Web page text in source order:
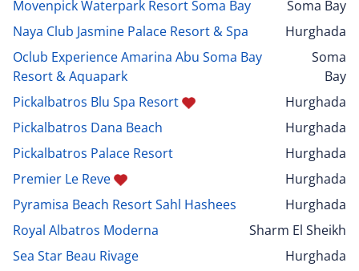
Movenpick Waterpark Resort Soma Bay
Soma Bay
Naya Club Jasmine Palace Resort & Spa
Hurghada
Oclub Experience Amarina Abu Soma Bay
Resort & Aquapark
Soma
Bay
Pickalbatros Blu Spa Resort
Hurghada
Pickalbatros Dana Beach
Hurghada
Pickalbatros Palace Resort
Hurghada
Premier Le Reve
Hurghada
Pyramisa Beach Resort Sahl Hashees
Hurghada
Royal Albatros Moderna
Sharm El Sheikh
Sea Star Beau Rivage
Hurghada